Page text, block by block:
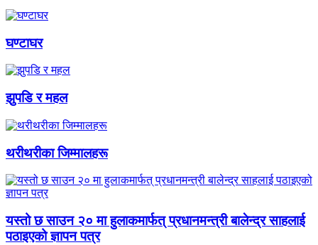
घण्टाघर
झुपडि र महल
थरीथरीका जिम्मालहरू
यस्तो छ साउन २० मा हुलाकमार्फत् प्रधानमन्त्री बालेन्द्र साहलाई
पठाइएको ज्ञापन पत्र